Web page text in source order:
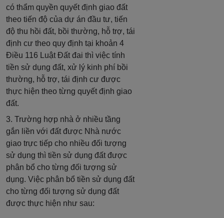
có thẩm quyền quyết định giao đất
theo tiến độ của dự án đầu tư, tiến
độ thu hồi đất, bồi thường, hỗ trợ, tái
định cư theo quy định tại khoản 4
Điều 116 Luật Đất đai thì việc tính
tiền sử dụng đất, xử lý kinh phí bồi
thường, hỗ trợ, tái định cư được
thực hiện theo từng quyết định giao
đất.
3. Trường hợp nhà ở nhiều tầng
gắn liền với đất được Nhà nước
giao trực tiếp cho nhiều đối tượng
sử dụng thì tiền sử dụng đất được
phân bổ cho từng đối tượng sử
dụng. Việc phân bổ tiền sử dụng đất
cho từng đối tượng sử dụng đất
được thực hiện như sau: